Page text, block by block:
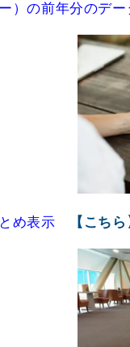
）の前年分のデー
め表示 【こちら